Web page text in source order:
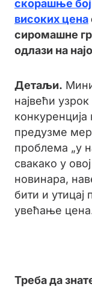
скорашње
високих цена
сиромашне
одлази на
Детаљи.
највећи
предузме
проблема „у
свакако у
новинара,
бити и утицај
увећање
Треба да